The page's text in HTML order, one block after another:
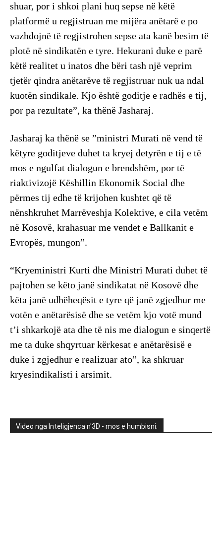
shuar, por i shkoi plani huq sepse në këtë
platformë u regjistruan me mijëra anëtarë e po
vazhdojnë të regjistrohen sepse ata kanë besim të
plotë në sindikatën e tyre. Hekurani duke e parë
këtë realitet u inatos dhe bëri tash një veprim
tjetër qindra anëtarëve të regjistruar nuk ua ndal
kuotën sindikale. Kjo është goditje e radhës e tij,
por pa rezultate”, ka thënë Jasharaj.
Jasharaj ka thënë se ”ministri Murati në vend të
këtyre goditjeve duhet ta kryej detyrën e tij e të
mos e ngulfat dialogun e brendshëm, por të
riaktivizojë Këshillin Ekonomik Social dhe
përmes tij edhe të krijohen kushtet që të
nënshkruhet Marrëveshja Kolektive, e cila vetëm
në Kosovë, krahasuar me vendet e Ballkanit e
Evropës, mungon”.
“Kryeministri Kurti dhe Ministri Murati duhet të
pajtohen se këto janë sindikatat në Kosovë dhe
këta janë udhëheqësit e tyre që janë zgjedhur me
votën e anëtarësisë dhe se vetëm kjo votë mund
t’i shkarkojë ata dhe të nis me dialogun e sinqertë
me ta duke shqyrtuar kërkesat e anëtarësisë e
duke i zgjedhur e realizuar ato”, ka shkruar
kryesindikalisti i arsimit.
Video nga Inteligjenca n'3D - mos e humbisni: